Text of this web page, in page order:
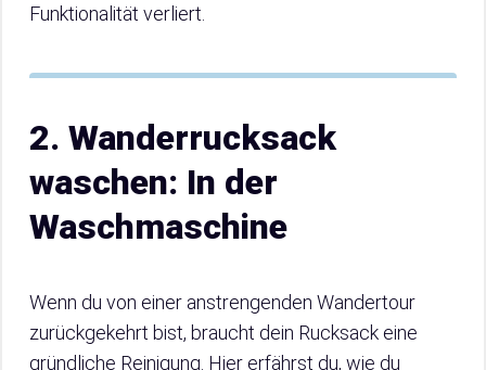
Funktionalität verliert.
2. Wanderrucksack
waschen: In der
Waschmaschine
Wenn du von einer anstrengenden Wandertour
zurückgekehrt bist, braucht dein Rucksack eine
gründliche Reinigung. Hier erfährst du, wie du